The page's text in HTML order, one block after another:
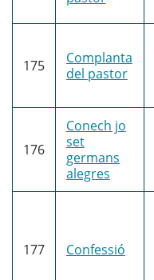
175
Complanta
del pastor
176
Conech jo
set
germans
alegres
177 Confessió